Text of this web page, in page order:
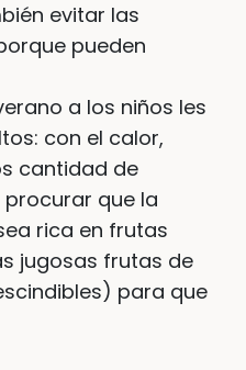
evitar las
pueden
a los niños les
con el calor,
cantidad de
que la
rica en frutas
jugosas frutas de
para que